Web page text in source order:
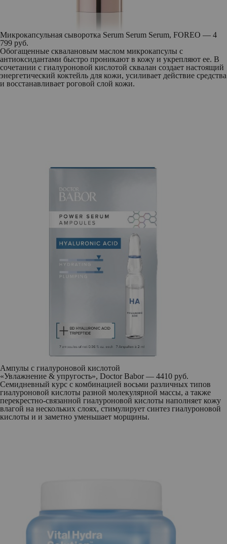
Микрокапсульная сыворотка Serum Serum Serum, FOREO — 4
799 руб.
Обогащенные сквалановым маслом микрокапсулы с
антиоксидантами быстро проникают в кожу и укрепляют ее. В
сочетании с гиалуроновой кислотой сквалан создает настоящий
энергетический коктейль для кожи, усиливает действие средства
и восстанавливает роговой слой кожи.
Ампулы с гиалуроновой кислотой
«Увлажнение & упругость», Doctor Babor — 4410 руб.
Семидневный курс с комбинацией восьми различных типов
гиалуроновой кислоты разной молекулярной массы, а также
перекрестно-связанной гиалуроновой кислоты наполняет кожу
влагой на нескольких слоях, стимулирует синтез гиалуроновой
кислоты и и заметно уменьшает морщины.